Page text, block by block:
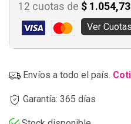
12 cuotas de $ 1.054,73
Ver Cuotas
Envíos a todo el país.
Garantía: 365 días